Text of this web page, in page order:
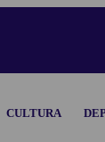
CULTURA